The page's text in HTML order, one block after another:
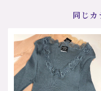
止 寒さ対策 防寒 冷え
症 敏感肌 低刺激 ストレ
ト 長袖シャツ サステナブ
ル プレゼント ギフト 誕
生日 クリスマス 母の日
リブ長袖タートルネックトッ
プ 3438bk サイズ：2ｻｲ
ｽﾞ、3ｻｲｽﾞ カラー：1.ブラッ
ク 価格：31900円（送料無
料）
同じカ